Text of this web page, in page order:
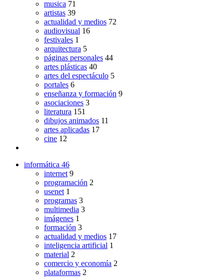
musica 71
artistas 39
actualidad y medios 72
audiovisual 16
festivales 1
arquitectura 5
páginas personales 44
artes plásticas 40
artes del espectáculo 5
portales 6
enseñanza y formación 9
asociaciones 3
literatura 151
dibujos animados 11
artes aplicadas 17
cine 12
informática 46
internet 9
programación 2
usenet 1
programas 3
multimedia 3
imágenes 1
formación 3
actualidad y medios 17
inteligencia artificial 1
material 2
comercio y economía 2
plataformas 2